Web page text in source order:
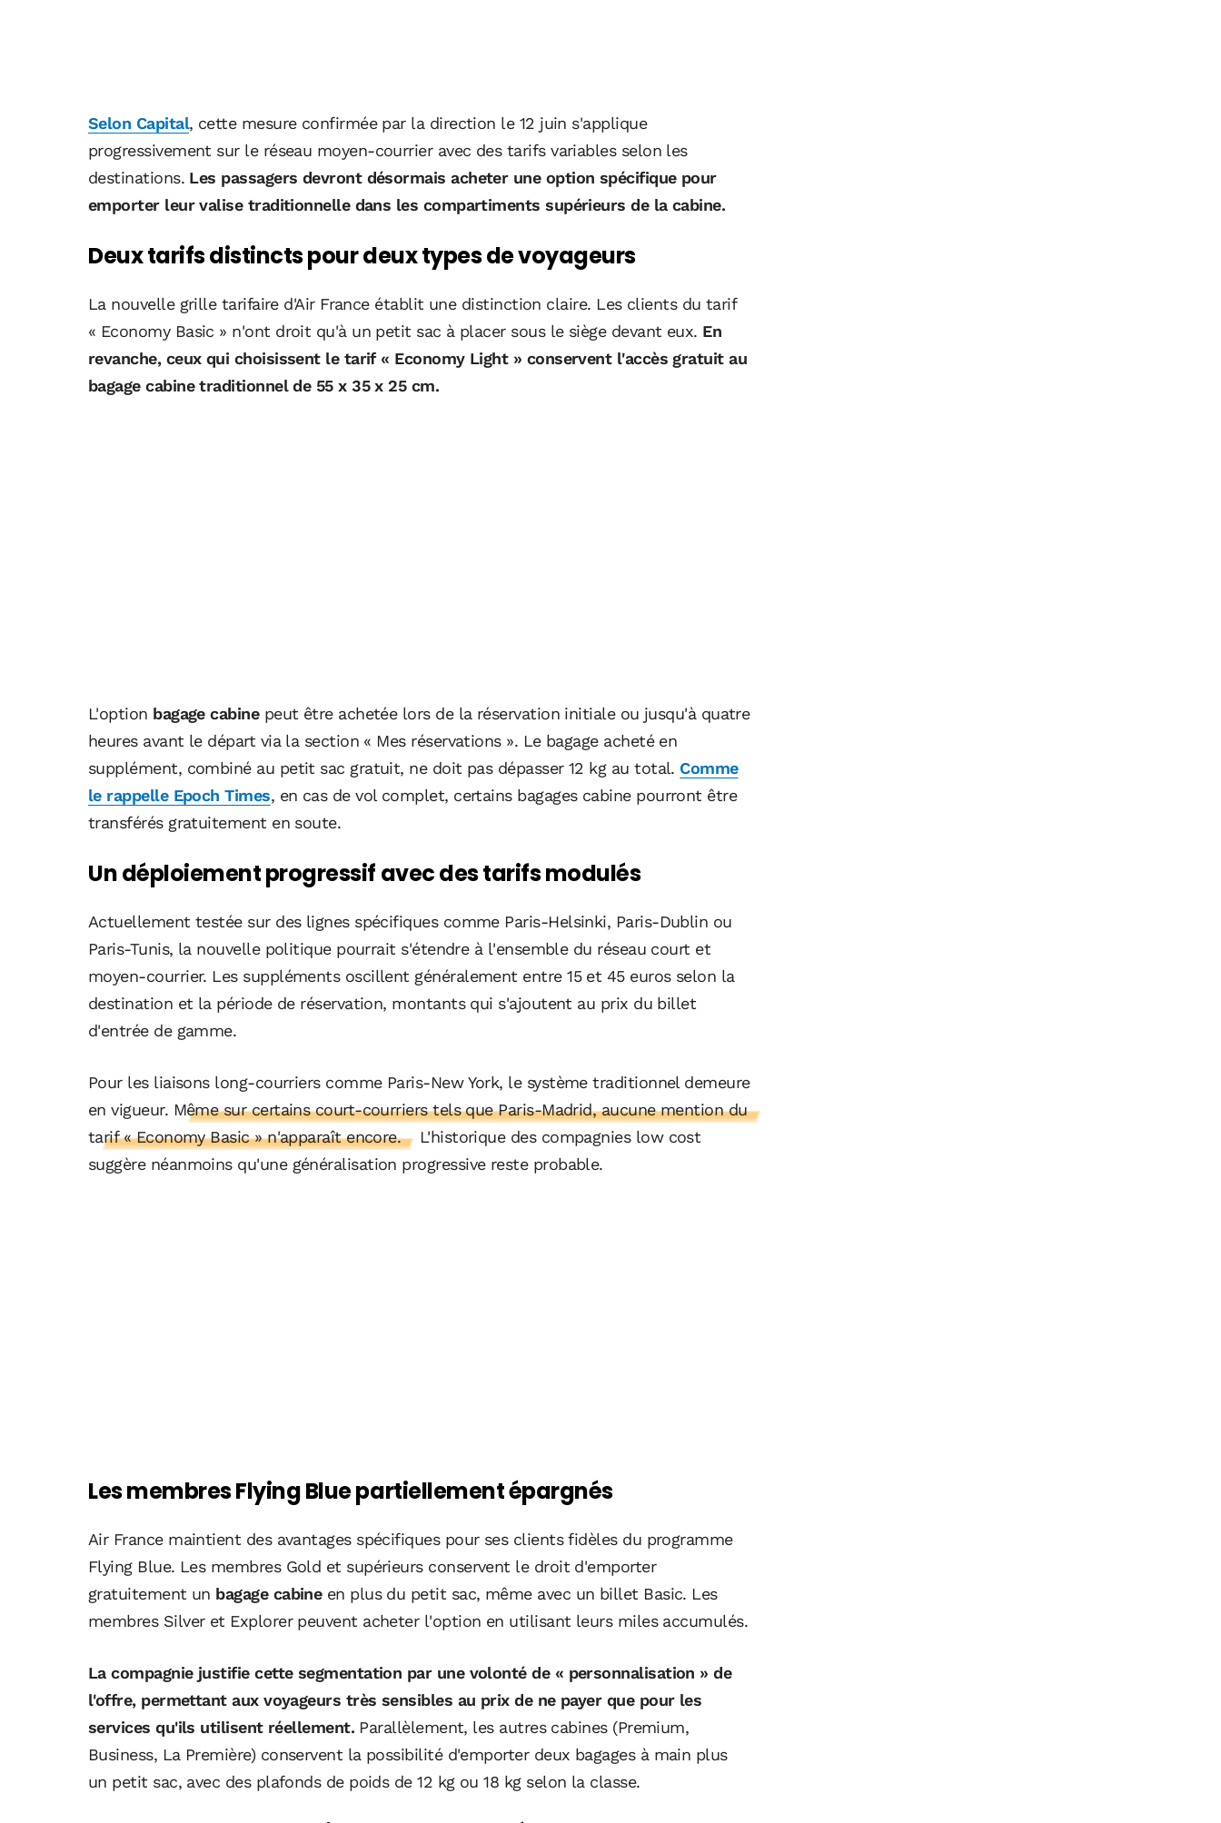
Selon Capital, cette mesure confirmée par la direction le 12 juin s'applique
progressivement sur le réseau moyen-courrier avec des tarifs variables selon les
destinations.Les passagers devront désormais acheter une option spécifique pour
emporter leur valise traditionnelle dans les compartiments supérieurs de la cabine.
Deux tarifs distincts pour deux types de voyageurs
La nouvelle grille tarifaire d'Air France établit une distinction claire. Les clients du tarif
« Economy Basic » n'ont droit qu'à un petit sac à placer sous le siège devant eux. En
revanche, ceux qui choisissent le tarif « Economy Light » conservent l'accès gratuit au
bagage cabine traditionnel de 55 x 35 x 25 cm.
L'option bagage cabinepeut être achetée lors de la réservation initiale ou jusqu'à quatre
heures avant le départ via la section « Mes réservations ». Le bagage acheté en
supplément, combiné au petit sac gratuit, ne doit pas dépasser 12 kg au total. Comme
le rappelle Epoch Times, en cas de vol complet, certains bagages cabine pourront être
transférés gratuitement en soute.
Un déploiement progressif avec des tarifs modulés
Actuellement testée sur des lignes spécifiques comme Paris-Helsinki, Paris-Dublin ou
Paris-Tunis, la nouvelle politique pourrait s'étendre à l'ensemble du réseau court et
moyen-courrier. Les suppléments oscillent généralement entre 15 et 45 euros selon la
destination et la période de réservation, montants qui s'ajoutent au prix du billet
d'entrée de gamme.
Pour les liaisons long-courriers comme Paris-New York, le système traditionnel demeure
en vigueur. Même sur certains court-courriers tels que Paris-Madrid, aucune mention du
tarif « Economy Basic » n'apparaît encore.
L'historique des compagnies low cost
suggère néanmoins qu'une généralisation progressive reste probable.
Les membres Flying Blue partiellement épargnés
Air France maintient des avantages spécifiques pour ses clients fidèles du programme
Flying Blue. Les membres Gold et supérieurs conservent le droit d'emporter
gratuitement un bagage cabineen plus du petit sac, même avec un billet Basic. Les
membres Silver et Explorer peuvent acheter l'option en utilisant leurs miles accumulés.
La compagnie justifie cette segmentation par une volonté de « personnalisation » de
l'offre, permettant aux voyageurs très sensibles au prix de ne payer que pour les
services qu'ils utilisent réellement. Parallèlement, les autres cabines (Premium,
Business, La Première) conservent la possibilité d'emporter deux bagages à main plus
un petit sac, avec des plafonds de poids de 12 kg ou 18 kg selon la classe.